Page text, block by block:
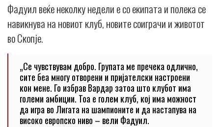
Фадуил веќе неколку недели е со екипата и полека се
навикнува на новиот клуб, новите соиграчи и животот
во Скопје.
„Се чувствувам добро. Групата ме пречека одлично,
сите беа многу отворени и пријателски настроени
кон мене. Го избрав Вардар затоа што клубот има
големи амбиции. Тоа е голем клуб, кој има можност
да игра во Лигата на шампионите и да настапува на
високо европско ниво – вели Фадуил.